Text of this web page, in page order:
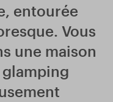
entourée
Vous
une maison